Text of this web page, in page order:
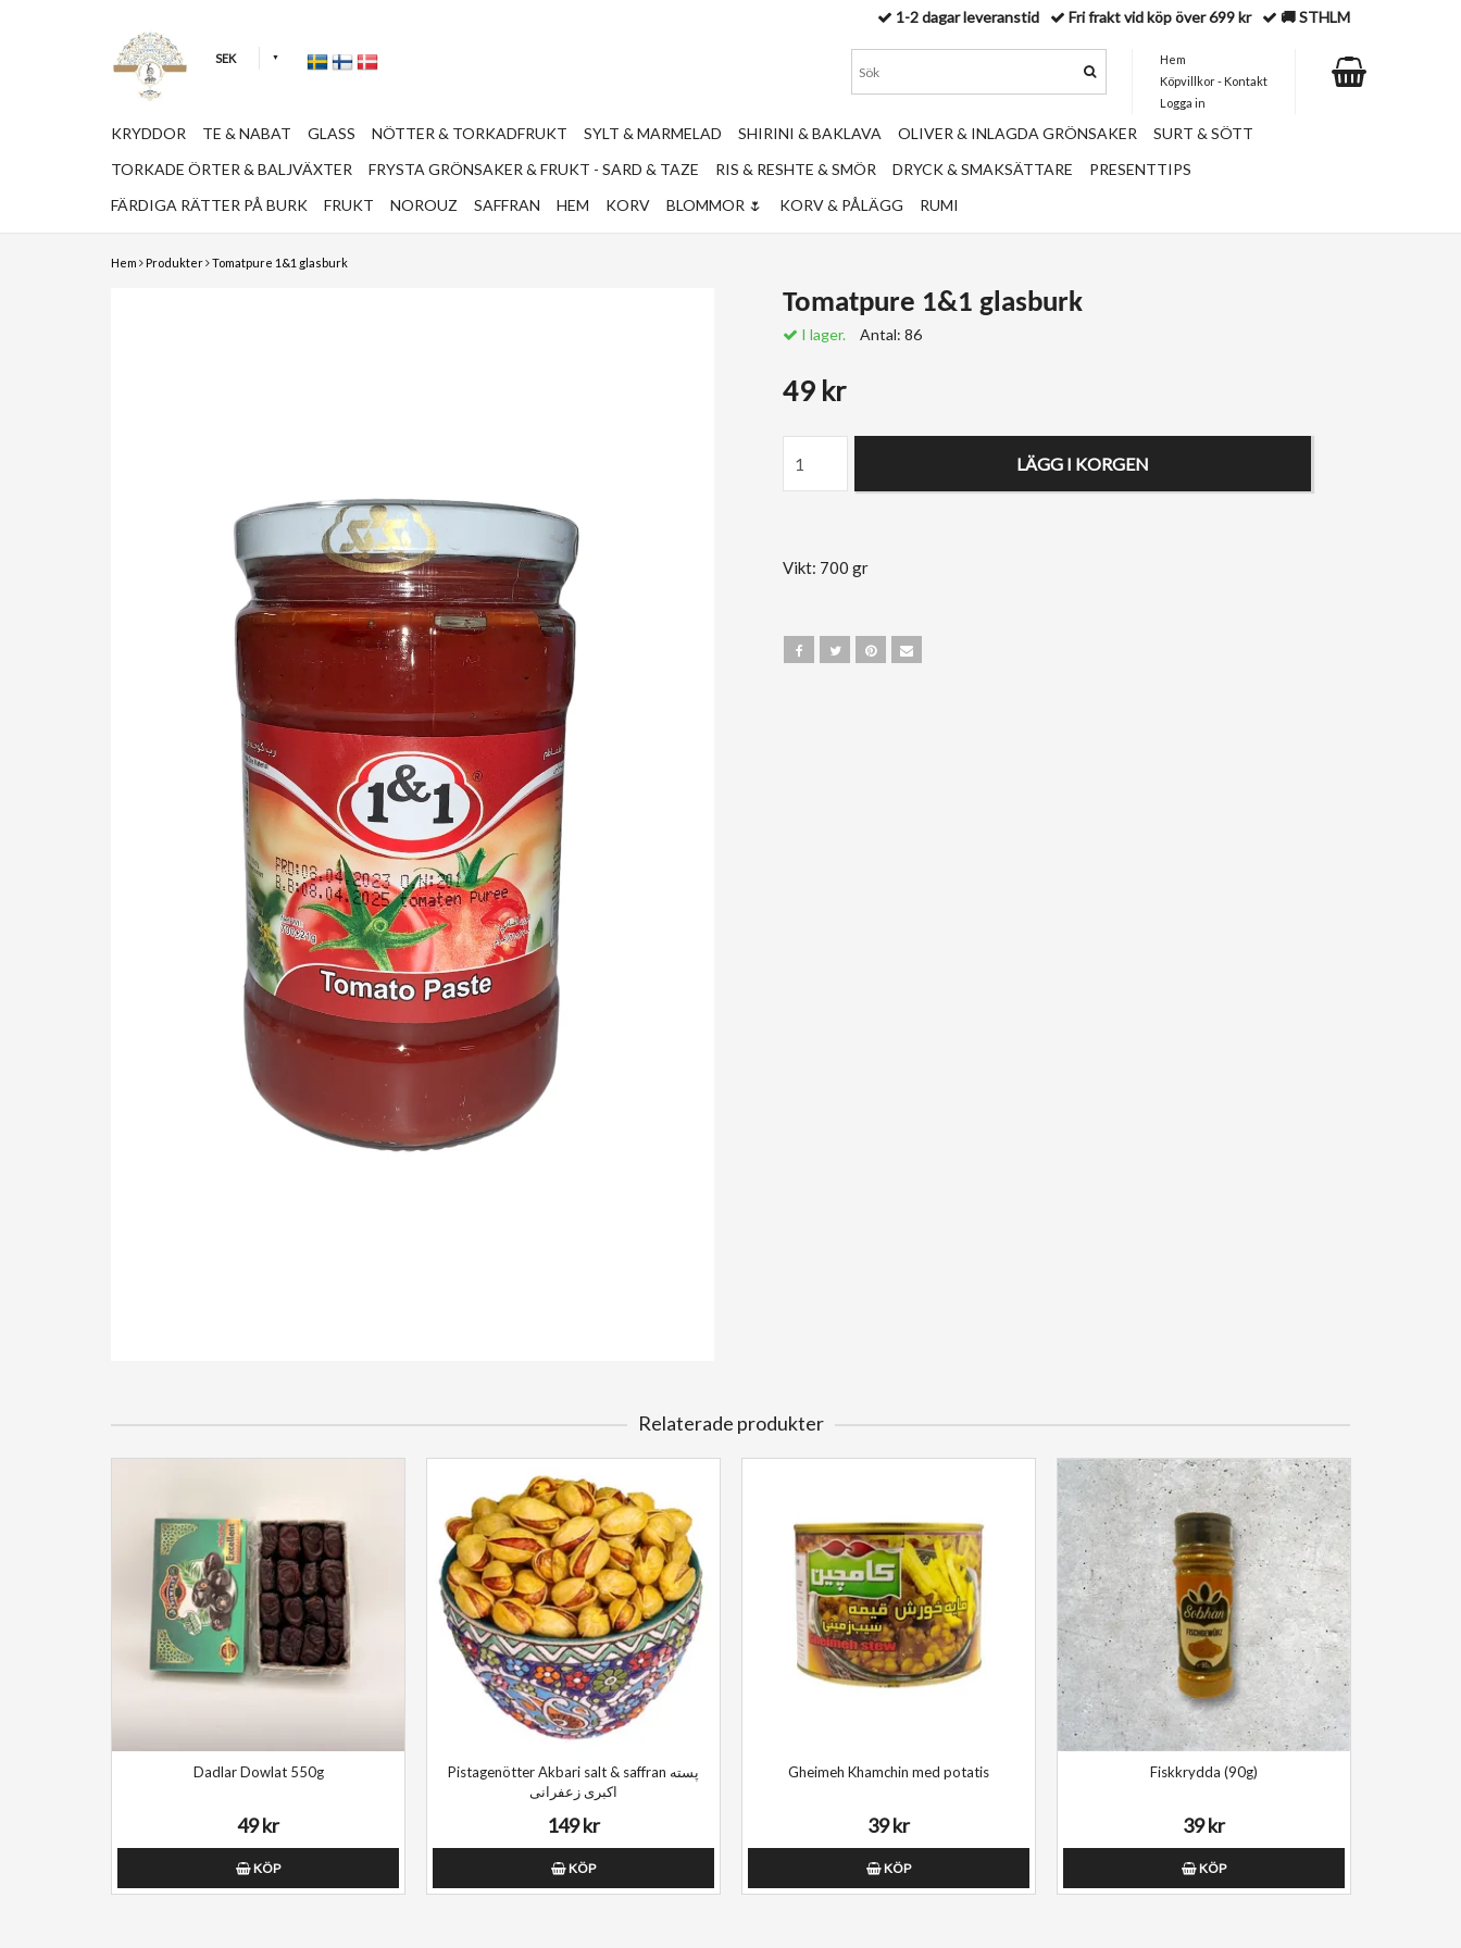
Hem Produkter Tomatpure 1&1 glasburk
Tomatpure 1&1 glasburk
I lager. Antal: 86
49 kr
LÄGG I KORGEN
Vikt: 700 gr
Relaterade produkter
Dadlar Dowlat 550g
49 kr
KÖP
Pistagenötter Akbari salt & saffran پسته
اکبری زعفرانی
149 kr
KÖP
Gheimeh Khamchin med potatis
39 kr
KÖP
Fiskkrydda (90g)
39 kr
KÖP
SEK
1-2 dagar leveranstid Fri frakt vid köp över 699 kr 🚚 STHLM
Hem
Köpvillkor - Kontakt
Logga in
KRYDDOR TE & NABAT GLASS NÖTTER & TORKADFRUKT SYLT & MARMELAD SHIRINI & BAKLAVA OLIVER & INLAGDA GRÖNSAKER
SURT & SÖTT
TORKADE ÖRTER & BALJVÄXTER
FRYSTA GRÖNSAKER & FRUKT - SARD & TAZE RIS & RESHTE & SMÖR DRYCK & SMAKSÄTTARE
PRESENTTIPS
FÄRDIGA RÄTTER PÅ BURK
FRUKT NOROUZ SAFFRAN HEM KORV BLOMMOR 🌷 KORV & PÅLÄGG RUMI